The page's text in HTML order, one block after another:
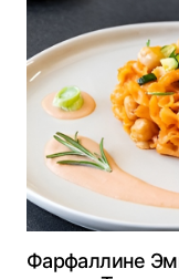
Фарфаллине